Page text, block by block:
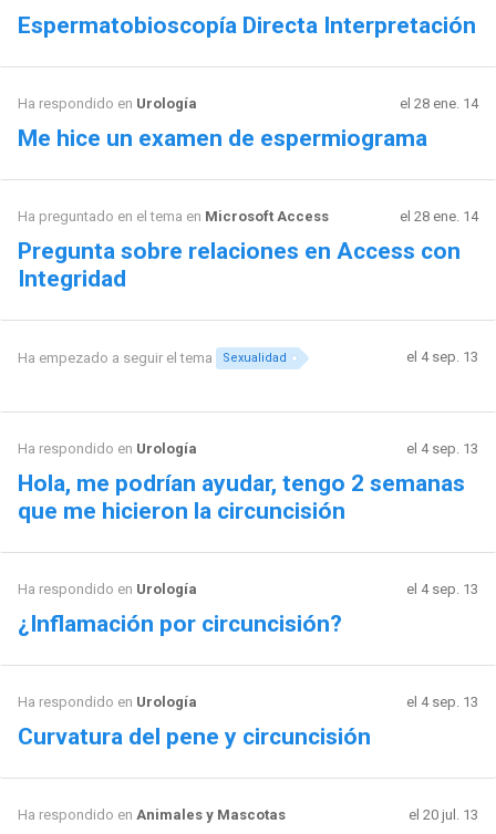
Espermatobioscopía Directa Interpretación
Ha respondido en Urología el 28 ene. 14
Me hice un examen de espermiograma
Ha preguntado en el tema en Microsoft Access el 28 ene. 14
Pregunta sobre relaciones en Access con
Integridad
Ha empezado a seguir el tema Sexualidad el 4 sep. 13
Ha respondido en Urología el 4 sep. 13
Hola, me podrían ayudar, tengo 2 semanas
que me hicieron la circuncisión
Ha respondido en Urología el 4 sep. 13
¿Inflamación por circuncisión?
Ha respondido en Urología el 4 sep. 13
Curvatura del pene y circuncisión
Ha respondido en Animales y Mascotas el 20 jul. 13